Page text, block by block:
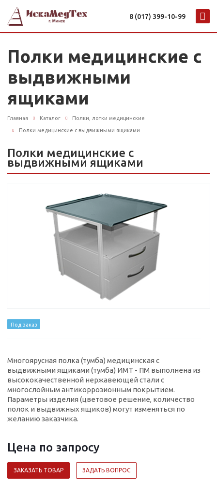
8 (017) 399-10-99
Полки медицинские с
выдвижными
ящиками
Главная Каталог Полки, лотки медицинские
Полки медицинские с выдвижными ящиками
Полки медицинские с
выдвижными ящиками
Под заказ
Многоярусная полка (тумба) медицинская с
выдвижными ящиками (тумба) ИМТ - ПМ выполнена из
высококачественной нержавеющей стали с
многослойным антикоррозионным покрытием.
Параметры изделия (цветовое решение, количество
полок и выдвижных ящиков) могут изменяться по
желанию заказчика.
Цена по запросу
ЗАКАЗАТЬ ТОВАР ЗАДАТЬ ВОПРОС